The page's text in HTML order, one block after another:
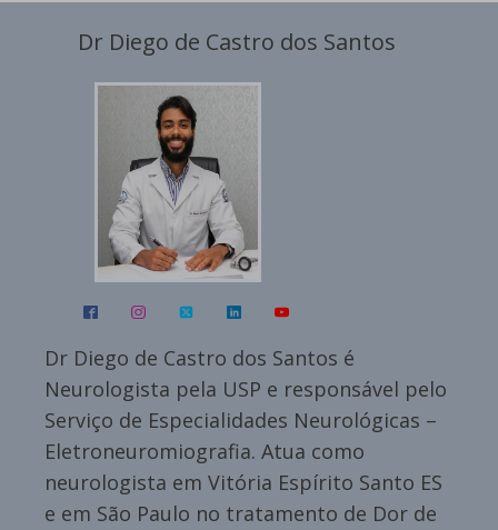
Dr Diego de Castro dos Santos
Dr Diego de Castro dos Santos é
Neurologista pela USP e responsável pelo
Serviço de Especialidades Neurológicas –
Eletroneuromiografia. Atua como
neurologista em Vitória Espírito Santo ES
e em São Paulo no tratamento de Dor de